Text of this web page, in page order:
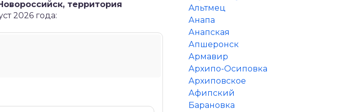
территория
2026 года:
Альтмец
Анапа
Анапская
Апшеронск
Армавир
Архипо-Осиповка
Архиповское
Афипский
Барановка